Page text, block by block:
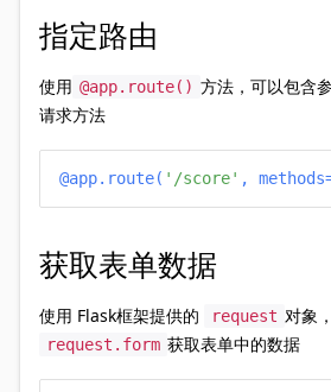
指定路由
使用 @app.route() 方法，可以包含
请求方法
@app.route( '/score' ,
获取表单数据
使用 Flask框架提供的 request 对象
request.form 获取表单中的数据